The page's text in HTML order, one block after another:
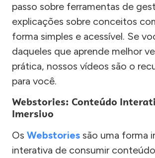
passo sobre ferramentas de
explicações sobre conceitos
forma simples e acessível. Se
daqueles que aprende melhor
prática, nossos vídeos são o
para você.
Webstories: Conteúdo
Imersivo
Os Webstories são uma forma
interativa de consumir